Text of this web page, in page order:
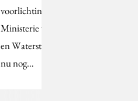
voorlichting van het
Ministerie van Verkeer
en Waterstaat. Wester,
nu nog…